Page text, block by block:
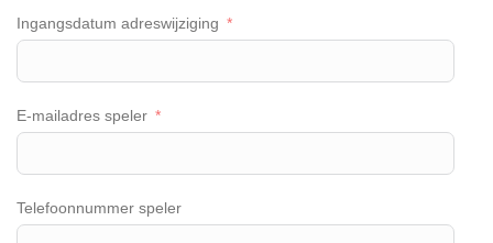
Ingangsdatum adreswijziging
E-mailadres speler
Telefoonnummer speler